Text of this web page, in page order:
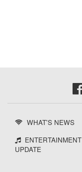
WHAT'S NEWS
ENTERTAINMENT
UPDATE